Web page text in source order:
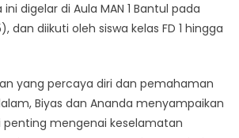
digelar di Aula MAN 1 Bantul pada
dan diikuti oleh siswa kelas FD 1 hingga
yang percaya diri dan pemahaman
Biyas dan Ananda menyampaikan
mengenai keselamatan